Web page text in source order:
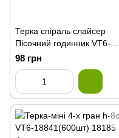
Терка спіраль слайсер
Пісочний годинник VT6-
18090(100шт)
98 грн